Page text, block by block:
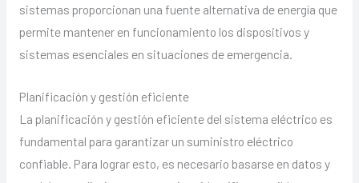
sistemas proporcionan una fuente alternativa de energía que
permite mantener en funcionamiento los dispositivos y
sistemas esenciales en situaciones de emergencia.
Planificación y gestión eficiente
La planificación y gestión eficiente del sistema eléctrico es
fundamental para garantizar un suministro eléctrico
confiable. Para lograr esto, es necesario basarse en datos y